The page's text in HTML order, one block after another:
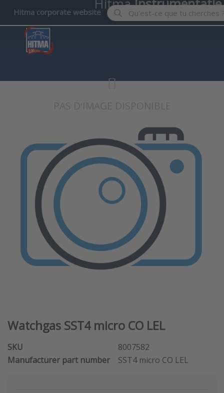
Hitma corporate website Enter a search term. Results
HitmaInstrumentatie
Watchgas SST4 micro CO LEL
SKU
8007582
Manufacturer part number
SST4 micro CO LEL